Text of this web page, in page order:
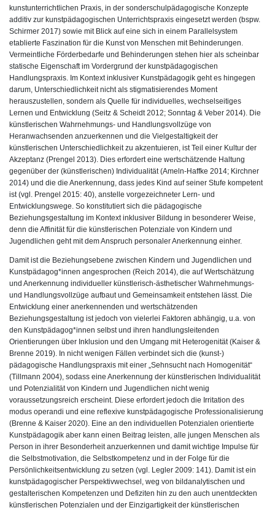
kunstunterrichtlichen Praxis, in der sonderschulpädagogische Konzepte
additiv zur kunstpädagogischen Unterrichtspraxis eingesetzt werden (bspw.
Schirmer 2017) sowie mit Blick auf eine sich in einem Parallelsystem
etablierte Faszination für die Kunst von Menschen mit Behinderungen.
Vermeintliche Förderbedarfe und Behinderungen stehen hier als scheinbar
statische Eigenschaft im Vordergrund der kunstpädagogischen
Handlungspraxis. Im Kontext inklusiver Kunstpädagogik geht es hingegen
darum, Unterschiedlichkeit nicht als stigmatisierendes Moment
herauszustellen, sondern als Quelle für individuelles, wechselseitiges
Lernen und Entwicklung (Seitz & Scheidt 2012; Sonntag & Veber 2014). Die
künstlerischen Wahrnehmungs- und Handlungsvollzüge von
Heranwachsenden anzuerkennen und die Vielgestaltigkeit der
künstlerischen Unterschiedlichkeit zu akzentuieren, ist Teil einer Kultur der
Akzeptanz (Prengel 2013). Dies erfordert eine wertschätzende Haltung
gegenüber der (künstlerischen) Individualität (Ameln-Haffke 2014; Kirchner
2014) und die die Anerkennung, dass jedes Kind auf seiner Stufe kompetent
ist (vgl. Prengel 2015: 40), anstelle vorgezeichneter Lern- und
Entwicklungswege. So konstitutiert sich die pädagogische
Beziehungsgestaltung im Kontext inklusiver Bildung in besonderer Weise,
denn die Affinität für die künstlerischen Potenziale von Kindern und
Jugendlichen geht mit dem Anspruch personaler Anerkennung einher.
Damit ist die Beziehungsebene zwischen Kindern und Jugendlichen und
Kunstpädagog*innen angesprochen (Reich 2014), die auf Wertschätzung
und Anerkennung individueller künstlerisch-ästhetischer Wahrnehmungs-
und Handlungsvollzüge aufbaut und Gemeinsamkeit entstehen lässt. Die
Entwicklung einer anerkennenden und wertschätzenden
Beziehungsgestaltung ist jedoch von vielerlei Faktoren abhängig, u.a. von
den Kunstpädagog*innen selbst und ihren handlungsleitenden
Orientierungen über Inklusion und den Umgang mit Heterogenität (Kaiser &
Brenne 2019). In nicht wenigen Fällen verbindet sich die (kunst-)
pädagogische Handlungspraxis mit einer „Sehnsucht nach Homogenität“
(Tillmann 2004), sodass eine Anerkennung der künstlerischen Individualität
und Potenzialität von Kindern und Jugendlichen nicht wenig
voraussetzungsreich erscheint. Diese erfordert jedoch die Irritation des
modus operandi und eine reflexive kunstpädagogische Professionalisierung
(Brenne & Kaiser 2020). Eine an den individuellen Potenzialen orientierte
Kunstpädagogik aber kann einen Beitrag leisten, alle jungen Menschen als
Person in ihrer Besonderheit anzuerkennen und damit wichtige Impulse für
die Selbstmotivation, die Selbstkompetenz und in der Folge für die
Persönlichkeitsentwicklung zu setzen (vgl. Legler 2009: 141). Damit ist ein
kunstpädagogischer Perspektivwechsel, weg von bildanalytischen und
gestalterischen Kompetenzen und Defiziten hin zu den auch unentdeckten
künstlerischen Potenzialen und der Einzigartigkeit der künstlerischen